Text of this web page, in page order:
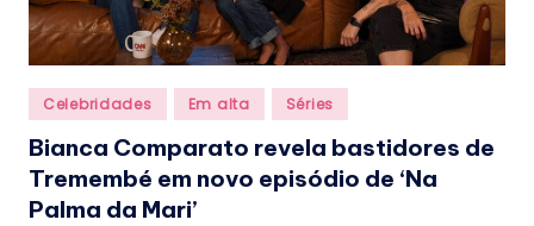
Posted
in
Celebridades Em alta Séries
Bianca Comparato revela bastidores de
Tremembé em novo episódio de ‘Na
Palma da Mari’